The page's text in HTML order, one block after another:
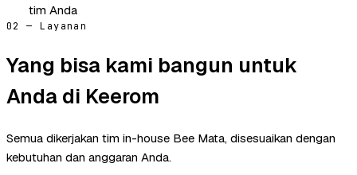
tim Anda
02 — Layanan
Yang bisa kami bangun untuk
Anda di Keerom
Semua dikerjakan tim in-house Bee Mata, disesuaikan dengan
kebutuhan dan anggaran Anda.